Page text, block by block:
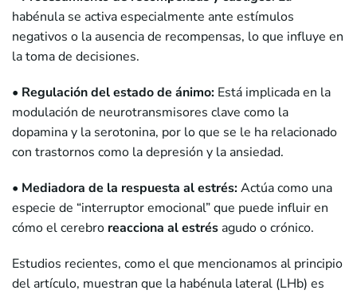
habénula se activa especialmente ante estímulos
negativos o la ausencia de recompensas, lo que influye en
la toma de decisiones.
• Regulación del estado de ánimo: Está implicada en la
modulación de neurotransmisores clave como la
dopamina y la serotonina, por lo que se le ha relacionado
con trastornos como la depresión y la ansiedad.
• Mediadora de la respuesta al estrés:Actúa como una
especie de “interruptor emocional” que puede influir en
cómo el cerebro reacciona al estrés agudo o crónico.
Estudios recientes, como el que mencionamos al principio
del artículo, muestran que la habénula lateral (LHb) es